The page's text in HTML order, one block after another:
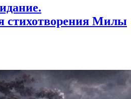
стихотворения Милы